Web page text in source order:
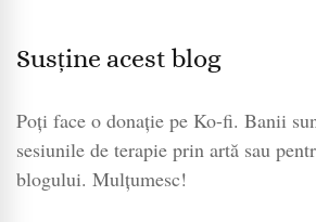
Susține acest blog
Poți face o donație pe Ko-fi. Banii
sesiunile de terapie prin artă sau
blogului. Mulțumesc!